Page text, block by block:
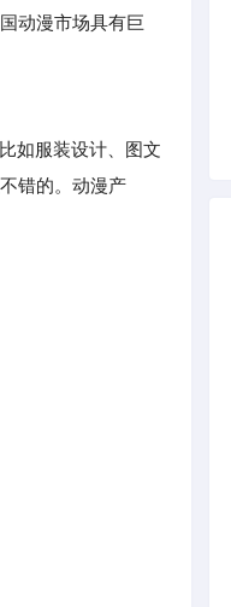
动漫市场具有巨
如服装设计、图文
错的。动漫产